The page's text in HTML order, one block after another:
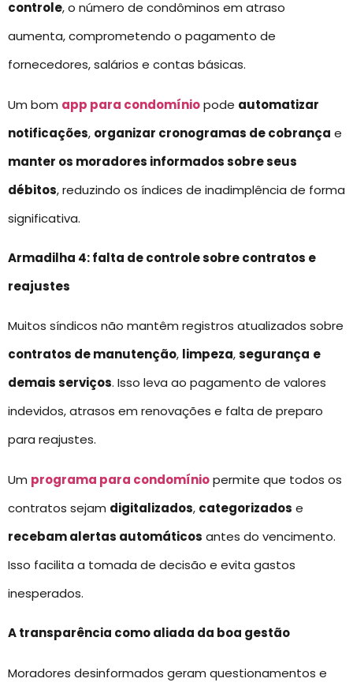
controle, o número de condôminos em atraso
aumenta, comprometendo o pagamento de
fornecedores, salários e contas básicas.
Um bom app para condomíniopode automatizar
notificações, organizar cronogramas de cobrança e
manter os moradores informados sobre seus
débitos, reduzindo os índices de inadimplência de forma
significativa.
Armadilha 4: falta de controle sobre contratos e
reajustes
Muitos síndicos não mantêm registros atualizados sobre
contratos de manutenção, limpeza,segurança e
demais serviços. Isso leva ao pagamento de valores
indevidos, atrasos em renovações e falta de preparo
para reajustes.
Um programa para condomíniopermite que todos os
contratos sejam digitalizados, categorizados e
recebam alertas automáticos antes do vencimento.
Isso facilita a tomada de decisão e evita gastos
inesperados.
A transparência como aliada da boa gestão
Moradores desinformados geram questionamentos e